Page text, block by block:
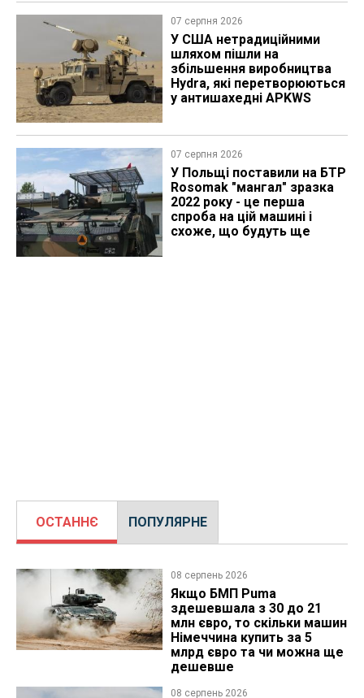
07 серпня 2026
У США нетрадиційними
шляхом пішли на
збільшення виробництва
Hydra, які перетворюються
у антишахедні APKWS
07 серпня 2026
У Польщі поставили на БТР
Rosomak "мангал" зразка
2022 року - це перша
спроба на цій машині і
схоже, що будуть ще
ОСТАННЄ ПОПУЛЯРНЕ
08 серпень 2026
Якщо БМП Puma
здешевшала з 30 до 21
млн євро, то скільки машин
Німеччина купить за 5
млрд євро та чи можна ще
дешевше
08 серпень 2026